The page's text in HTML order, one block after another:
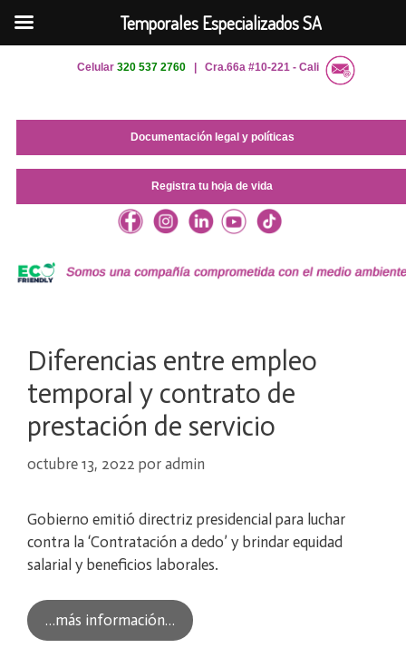
Celular 320 537 2760| Cra.66a #10-221 - Cali
Documentación legal y políticas
Registra tu hoja de vida
Diferencias entre empleo
temporal y contrato de
prestación de servicio
octubre 13, 2022 por admin
Gobierno emitió directriz presidencial para luchar
contra la ‘Contratación a dedo’ y brindar equidad
salarial y beneficios laborales.
…más información…
Temporales Especializados SA